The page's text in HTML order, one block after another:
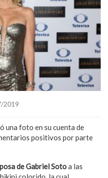
2019
una foto en su cuenta de
positivos por parte
de Gabriel Sotoa las